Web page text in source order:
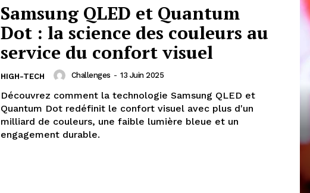
Samsung QLED et Quantum
Dot : la science des couleurs au
service du confort visuel
HIGH-TECH Challenges - 13 Juin 2025
Découvrez comment la technologie Samsung QLED et
Quantum Dot redéfinit le confort visuel avec plus d'un
milliard de couleurs, une faible lumière bleue et un
engagement durable.